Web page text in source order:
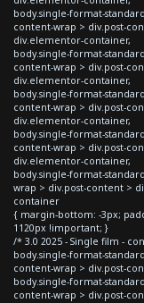
body.single-format-
content-wrap > div.post-
div.elementor-container,
body.single-format-
content-wrap > div.post-
div.elementor-container,
body.single-format-
content-wrap > div.post-
div.elementor-container,
body.single-format-
content-wrap > div.post-
div.elementor-container,
body.single-format-
wrap > div.post-content >
container
{ margin-bottom: -3px;
1120px !important; }
/* 3.0 2025 - Single film -
body.single-format-
content-wrap > div.post-
body.single-format-
content-wrap > div.post-